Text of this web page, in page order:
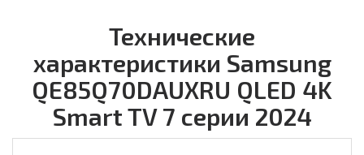
Технические
характеристики Samsung
QE85Q70DAUXRU QLED 4K
Smart TV 7 серии 2024